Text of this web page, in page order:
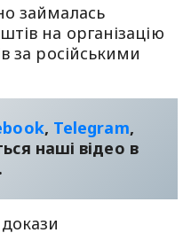
займалась
на організацію
за російськими
, Telegram,
наші відео в
.